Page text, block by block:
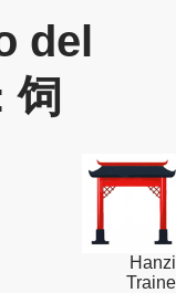
del
饲